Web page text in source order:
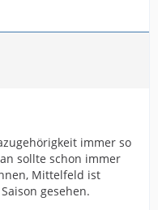
immer so
sollte schon immer
Mittelfeld ist
gesehen.